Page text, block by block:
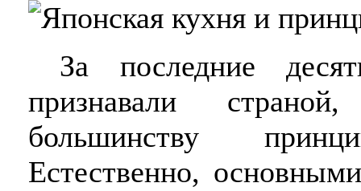
За последние
признавали
большинству
Естественно,